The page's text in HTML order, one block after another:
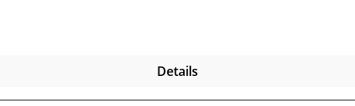
auch nach dem Kauf noch lange haltbar bleiben,
geschützt werden, damit die wertvollen
Details